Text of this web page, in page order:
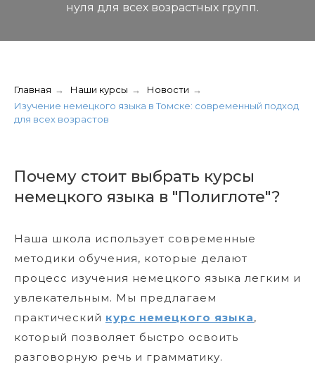
нуля для всех возрастных групп.
Главная → Наши курсы → Новости →
Изучение немецкого языка в Томске: современный подход
для всех возрастов
Почему стоит выбрать курсы
немецкого языка в "Полиглоте"?
Наша школа использует современные
методики обучения, которые делают
процесс изучения немецкого языка легким и
увлекательным. Мы предлагаем
практический курс немецкого языка,
который позволяет быстро освоить
разговорную речь и грамматику.